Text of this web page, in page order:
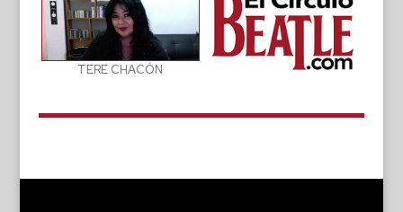
TERE CHACÓN